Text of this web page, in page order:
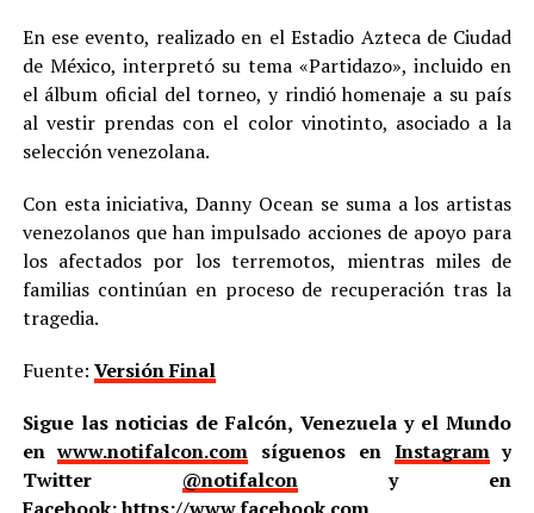
En ese evento, realizado en el Estadio Azteca de Ciudad
de México, interpretó su tema «Partidazo», incluido en
el álbum oficial del torneo, y rindió homenaje a su país
al vestir prendas con el color vinotinto, asociado a la
selección venezolana.
Con esta iniciativa, Danny Ocean se suma a los artistas
venezolanos que han impulsado acciones de apoyo para
los afectados por los terremotos, mientras miles de
familias continúan en proceso de recuperación tras la
tragedia.
Fuente: Versión Final
Sigue las noticias de Falcón, Venezuela y el Mundo
enwww.notifalcon.com síguenos en Instagramy
Twitter @notifalcony en